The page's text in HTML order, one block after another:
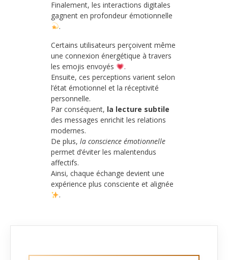
Finalement, les interactions digitales
gagnent en profondeur émotionnelle
.
Certains utilisateurs perçoivent même
une connexion énergétique à travers
les emojis envoyés
.
Ensuite, ces perceptions varient selon
l’état émotionnel et la réceptivité
personnelle.
Par conséquent, la lecture subtile
des messages enrichit les relations
modernes.
De plus, la conscience émotionnelle
permet d’éviter les malentendus
affectifs.
Ainsi, chaque échange devient une
expérience plus consciente et alignée
.